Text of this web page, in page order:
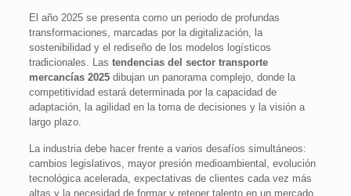
El año 2025 se presenta como un periodo de profundas
transformaciones, marcadas por la digitalización, la
sostenibilidad y el rediseño de los modelos logísticos
tradicionales. Las tendencias del sector transporte
mercancías 2025dibujan un panorama complejo, donde la
competitividad estará determinada por la capacidad de
adaptación, la agilidad en la toma de decisiones y la visión a
largo plazo.
La industria debe hacer frente a varios desafíos simultáneos:
cambios legislativos, mayor presión medioambiental, evolución
tecnológica acelerada, expectativas de clientes cada vez más
altas y la necesidad de formar y retener talento en un mercado